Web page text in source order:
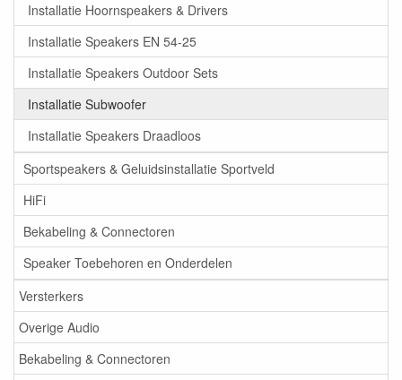
Installatie Hoornspeakers & Drivers
Installatie Speakers EN 54-25
Installatie Speakers Outdoor Sets
Installatie Subwoofer
Installatie Speakers Draadloos
Sportspeakers & Geluidsinstallatie Sportveld
HiFi
Bekabeling & Connectoren
Speaker Toebehoren en Onderdelen
Versterkers
Overige Audio
Bekabeling & Connectoren